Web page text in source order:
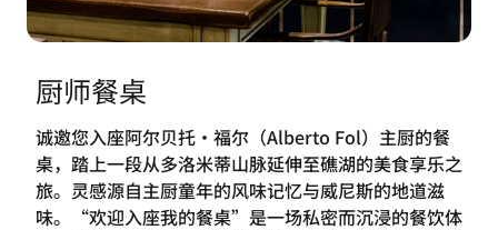
厨师餐桌
诚邀您入座阿尔贝托・福尔（Alberto Fol）主厨的餐
桌，踏上一段从多洛米蒂山脉延伸至礁湖的美食享乐之
旅。灵感源自主厨童年的风味记忆与威尼斯的地道滋
味。“欢迎入座我的餐桌”是一场私密而沉浸的餐饮体